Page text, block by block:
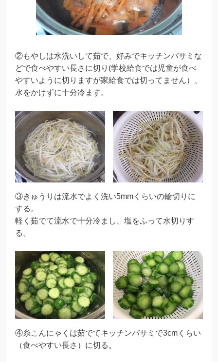
②もやしは水洗いして茹で、好みでキッチンバサミな
どで食べやすい長さに切り(学校給食では児童が食べ
やすいように切りますが家給食では切ってません）、
水をかけずに十分冷ます。
③きゅうりは流水でよく洗い5mmくらいの輪切りに
する。
軽く茹でて流水で十分冷まし、塩をふって水切りす
る。
④糸こんにゃくは茹でてキッチンバサミで3cmくらい
（食べやすい長さ）に切る。